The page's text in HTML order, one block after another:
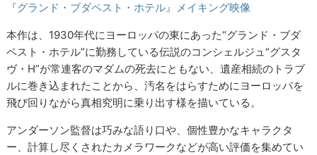
『グランド・ブダペスト・ホテル』メイキング映像
本作は、1930年代にヨーロッパの東にあった“グランド・ブダ
ペスト・ホテル”に勤務している伝説のコンシェルジュ“グスタ
ヴ・H”が常連客のマダムの死去にともない、遺産相続のトラブ
ルに巻き込まれたことから、汚名をはらすためにヨーロッパを
飛び回りながら真相究明に乗り出す様を描いている。
アンダーソン監督は巧みな語り口や、個性豊かなキャラクタ
ー、計算し尽くされたカメラワークなどが高い評価を集めてい